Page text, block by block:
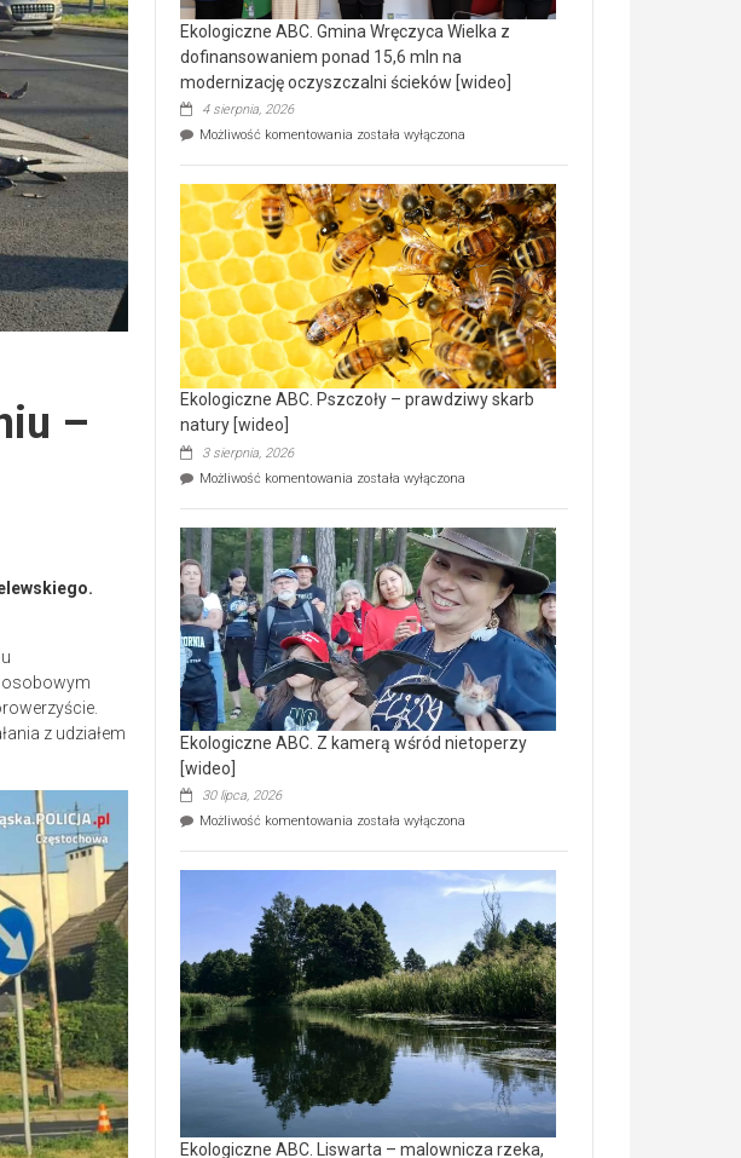
–
osobowym
z udziałem
Ekologiczne ABC. Gmina Wręczyca Wielka z
dofinansowaniem ponad 15,6 mln na
modernizację oczyszczalni ścieków [wideo]
4 sierpnia, 2026
Możliwość komentowania Ekologiczne
Wręczyca
Wielka
z
dofinansowaniem
ponad
15,6
mln
na
modernizację
oczyszczalni
ścieków
[wideo]
została wyłączona
Ekologiczne ABC. Pszczoły – prawdziwy skarb
natury [wideo]
3 sierpnia, 2026
Możliwość komentowania Ekologiczne
–
prawdziwy
skarb
natury
[wideo]
została wyłączona
Ekologiczne ABC. Z kamerą wśród nietoperzy
[wideo]
30 lipca, 2026
Możliwość komentowania Ekologiczne
wśród
nietoperzy
[wideo]
została wyłączona
Ekologiczne ABC. Liswarta – malownicza rzeka,